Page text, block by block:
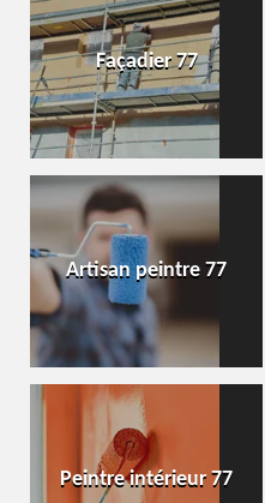
Façadier 77
Artisan peintre 77
Peintre intérieur 77